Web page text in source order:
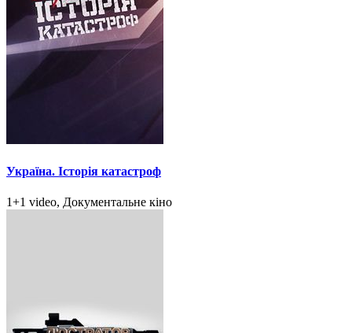
Україна. Історія катастроф
1+1 video, Документальне кіно